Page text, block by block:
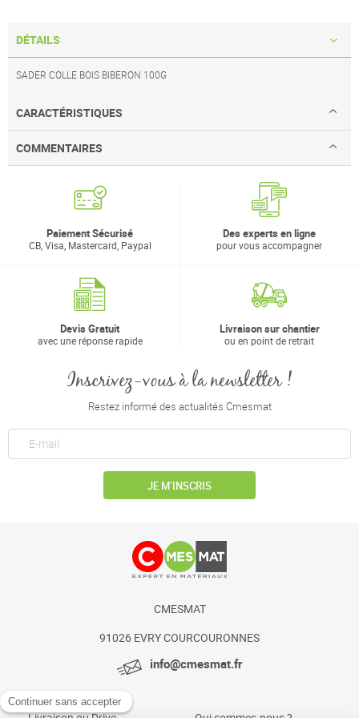
DÉTAILS
SADER COLLE BOIS BIBERON 100G
CARACTÉRISTIQUES
COMMENTAIRES
Paiement Sécurisé
CB, Visa, Mastercard, Paypal
Des experts en ligne
pour vous accompagner
Devis Gratuit
avec une réponse rapide
Livraison sur chantier
ou en point de retrait
Inscrivez-vous à la newsletter !
Restez informé des actualités Cmesmat
JE M’INSCRIS
CMESMAT
91026 EVRY COURCOURONNES
info@cmesmat.fr